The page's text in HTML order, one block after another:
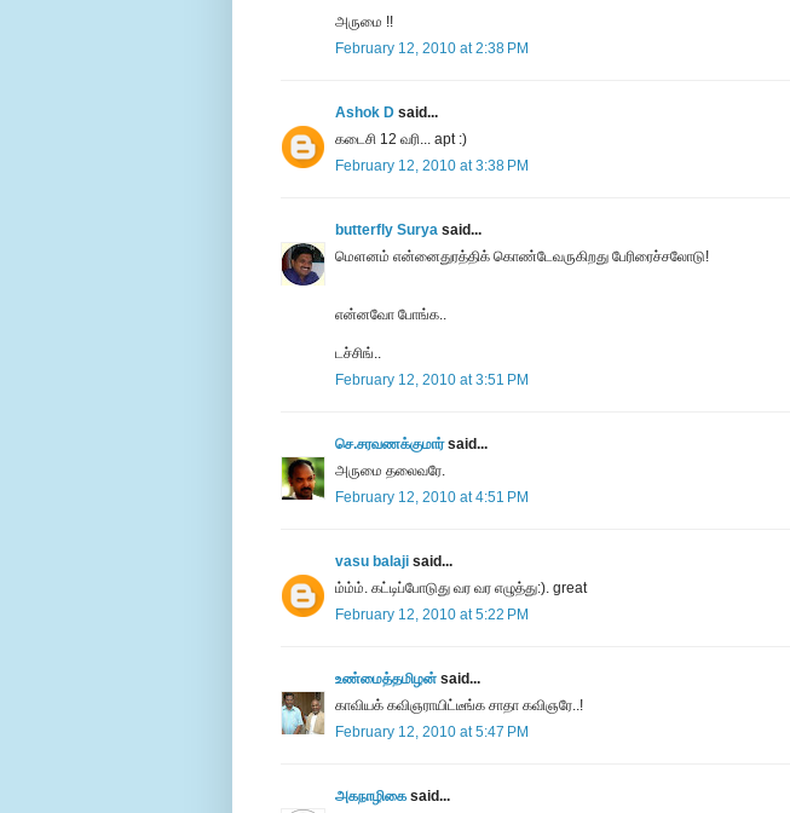
அருமை !!
February 12, 2010 at 2:38 PM
Ashok D said...
கடைசி 12 வரி... apt :)
February 12, 2010 at 3:38 PM
butterfly Surya said...
மெளனம் என்னைதுரத்திக் கொண்டேவருகிறது பேரிரைச்சலோடு!
என்னவோ போங்க..
டச்சிங்..
February 12, 2010 at 3:51 PM
செ.சரவணக்குமார்said...
அருமை தலைவரே.
February 12, 2010 at 4:51 PM
vasu balaji said...
ம்ம்ம். கட்டிப்போடுது வர வர எழுத்து:). great
February 12, 2010 at 5:22 PM
உண்மைத்தமிழன் said...
காவியக் கவிஞராயிட்டீங்க சாதா கவிஞரே..!
February 12, 2010 at 5:47 PM
அகநாழிகை said...